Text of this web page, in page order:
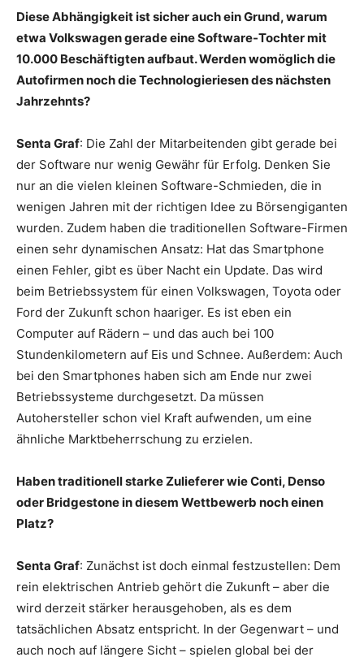
Diese Abhängigkeit ist sicher auch ein Grund, warum
etwa Volkswagen gerade eine Software-Tochter mit
10.000 Beschäftigten aufbaut. Werden womöglich die
Autofirmen noch die Technologieriesen des nächsten
Jahrzehnts?
Senta Graf: Die Zahl der Mitarbeitenden gibt gerade bei
der Software nur wenig Gewähr für Erfolg. Denken Sie
nur an die vielen kleinen Software-Schmieden, die in
wenigen Jahren mit der richtigen Idee zu Börsengiganten
wurden. Zudem haben die traditionellen Software-Firmen
einen sehr dynamischen Ansatz: Hat das Smartphone
einen Fehler, gibt es über Nacht ein Update. Das wird
beim Betriebssystem für einen Volkswagen, Toyota oder
Ford der Zukunft schon haariger. Es ist eben ein
Computer auf Rädern – und das auch bei 100
Stundenkilometern auf Eis und Schnee. Außerdem: Auch
bei den Smartphones haben sich am Ende nur zwei
Betriebssysteme durchgesetzt. Da müssen
Autohersteller schon viel Kraft aufwenden, um eine
ähnliche Marktbeherrschung zu erzielen.
Haben traditionell starke Zulieferer wie Conti, Denso
oder Bridgestone in diesem Wettbewerb noch einen
Platz?
Senta Graf: Zunächst ist doch einmal festzustellen: Dem
rein elektrischen Antrieb gehört die Zukunft – aber die
wird derzeit stärker herausgehoben, als es dem
tatsächlichen Absatz entspricht. In der Gegenwart – und
auch noch auf längere Sicht – spielen global bei der